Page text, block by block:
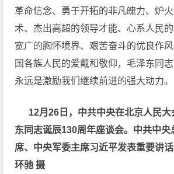
革命信念、勇于开拓的非凡魄力、炉
术、杰出高超的领导才能、心系人民
宽广的胸怀境界、艰苦奋斗的优良作
国各族人民的爱戴和敬仰，毛泽东同
永远是激励我们继续前进的强大动力。
12月26日，中共中央在北京人民大
东同志诞辰130周年座谈会。中共中央
席、中央军委主席习近平发表重要讲
环驰 摄